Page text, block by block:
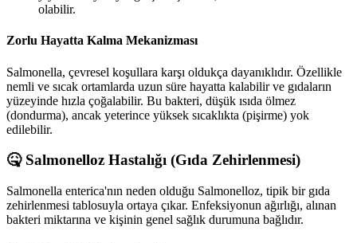
olabilir.
Zorlu Hayatta Kalma Mekanizması
Salmonella, çevresel koşullara karşı oldukça dayanıklıdır. Özellikle
nemli ve sıcak ortamlarda uzun süre hayatta kalabilir ve gıdaların
yüzeyinde hızla çoğalabilir. Bu bakteri, düşük ısıda ölmez
(dondurma), ancak yeterince yüksek sıcaklıkta (pişirme) yok
edilebilir.
🤒 Salmonelloz Hastalığı (Gıda Zehirlenmesi)
Salmonella enterica'nın neden olduğu Salmonelloz, tipik bir gıda
zehirlenmesi tablosuyla ortaya çıkar. Enfeksiyonun ağırlığı, alınan
bakteri miktarına ve kişinin genel sağlık durumuna bağlıdır.